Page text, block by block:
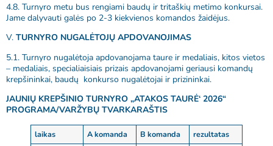
4.8. Turnyro metu bus rengiami baudų ir tritaškių metimo konkursai.
Jame dalyvauti galės po 2-3 kiekvienos komandos žaidėjus.
V. TURNYRO NUGALĖTOJŲ APDOVANOJIMAS
5.1. Turnyro nugalėtoja apdovanojama taure ir medaliais, kitos vietos
– medaliais, specialiaisiais prizais apdovanojami geriausi komandų
krepšininkai, baudų konkurso nugalėtojai ir prizininkai.
JAUNIŲ KREPŠINIO TURNYRO „ATAKOS TAURĖ‘ 2026“
PROGRAMA/VARŽYBŲ TVARKARAŠTIS
laikas A komanda B komanda
rezultatas